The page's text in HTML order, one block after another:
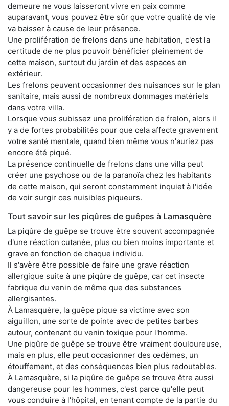
demeure ne vous laisseront vivre en paix comme
auparavant, vous pouvez être sûr que votre qualité de vie
va baisser à cause de leur présence.
Une prolifération de frelons dans une habitation, c'est la
certitude de ne plus pouvoir bénéficier pleinement de
cette maison, surtout du jardin et des espaces en
extérieur.
Les frelons peuvent occasionner des nuisances sur le plan
sanitaire, mais aussi de nombreux dommages matériels
dans votre villa.
Lorsque vous subissez une prolifération de frelon, alors il
y a de fortes probabilités pour que cela affecte gravement
votre santé mentale, quand bien même vous n'auriez pas
encore été piqué.
La présence continuelle de frelons dans une villa peut
créer une psychose ou de la paranoïa chez les habitants
de cette maison, qui seront constamment inquiet à l'idée
de voir surgir ces nuisibles piqueurs.
Tout savoir sur les piqûres de guêpes à Lamasquère
La piqûre de guêpe se trouve être souvent accompagnée
d'une réaction cutanée, plus ou bien moins importante et
grave en fonction de chaque individu.
Il s'avère être possible de faire une grave réaction
allergique suite à une piqûre de guêpe, car cet insecte
fabrique du venin de même que des substances
allergisantes.
À Lamasquère, la guêpe pique sa victime avec son
aiguillon, une sorte de pointe avec de petites barbes
autour, contenant du venin toxique pour l'homme.
Une piqûre de guêpe se trouve être vraiment douloureuse,
mais en plus, elle peut occasionner des œdèmes, un
étouffement, et des conséquences bien plus redoutables.
À Lamasquère, si la piqûre de guêpe se trouve être aussi
dangereuse pour les hommes, c'est parce qu'elle peut
vous conduire à l'hôpital, en tenant compte de la partie du